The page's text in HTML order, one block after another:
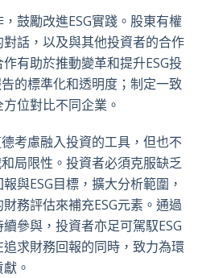
鼓勵改進ESG實踐。股東有權
話，以及與其他投資者的合作
有助於推動變革和提升ESG投
的標準化和透明度；制定一致
位對比不同企業。
考慮融入投資的工具，但也不
局限性。投資者必須克服缺乏
與ESG目標，擴大分析範圍，
務評估來補充ESG元素。通過
參與，投資者亦足可駕馭ESG
求財務回報的同時，致力為環
。